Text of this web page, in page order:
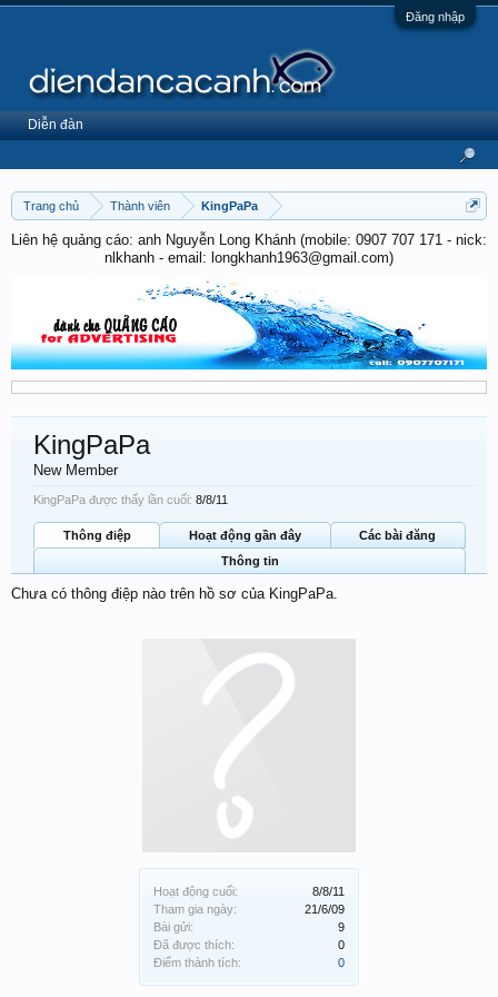
Đăng nhập
Trang chủ Thành viên KingPaPa
Liên hệ quảng cáo: anh Nguyễn Long Khánh (mobile: 0907 707 171 - nick:
nlkhanh - email: longkhanh1963@gmail.com)
Hoạt động cuối:
8/8/11
Tham gia ngày:
21/6/09
Bài gửi:
9
Đã được thích:
0
Điểm thành tích:
0
KingPaPa
New Member
KingPaPa được thấy lần cuối: 8/8/11
Thông điệp Hoạt động gần đây
Các bài đăng
Thông tin
Chưa có thông điệp nào trên hồ sơ của KingPaPa.
Diễn đàn